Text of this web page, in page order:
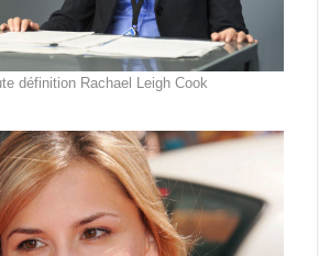
définition Rachael Leigh Cook